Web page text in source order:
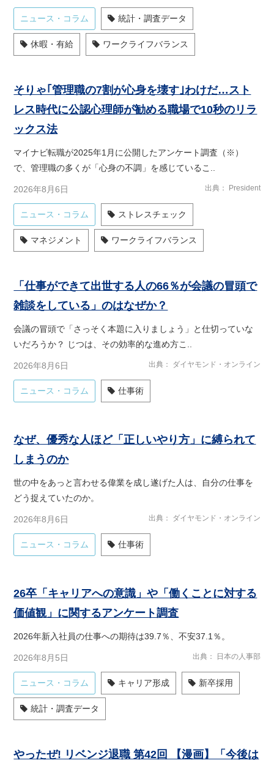
ニュース・コラム 統計・調査データ
休暇・有給 ワークライフバランス
そりゃ｢管理職の7割が心身を壊す｣わけだ…スト
レス時代に公認心理師が勧める職場で10秒のリラ
ックス法
マイナビ転職が2025年1月に公開したアンケート調査（※）
で、管理職の多くが「心身の不調」を感じているこ..
2026年8月6日 出典 President
ニュース・コラム ストレスチェック
マネジメント ワークライフバランス
「仕事ができて出世する人の66％が会議の冒頭で
雑談をしている」のはなぜか？
会議の冒頭で「さっそく本題に入りましょう」と仕切っていな
いだろうか？ じつは、その効率的な進め方こ..
2026年8月6日 出典 ダイヤモンド・オンライン
ニュース・コラム 仕事術
なぜ、優秀な人ほど「正しいやり方」に縛られて
しまうのか
世の中をあっと言わせる偉業を成し遂げた人は、自分の仕事を
どう捉えていたのか。
2026年8月6日 出典 ダイヤモンド・オンライン
ニュース・コラム 仕事術
26卒「キャリアへの意識」や「働くことに対する
価値観」に関するアンケート調査
2026年新入社員の仕事への期待は39.7％、不安37.1％。
2026年8月5日 出典 日本の人事部
ニュース・コラム キャリア形成 新卒採用
統計・調査データ
やったぜ! リベンジ退職 第42回 【漫画】「今後は